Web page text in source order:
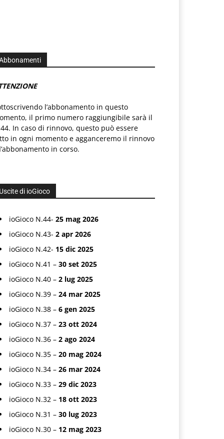
l’abbonamento in questo
il primo numero raggiungibile sarà il
In caso di rinnovo, questo può essere
in ogni momento e agganceremo il rinnovo
in corso.
Uscite di ioGioco
ioGioco N.44- 25 mag 2026
ioGioco N.43- 2 apr 2026
ioGioco N.42- 15 dic 2025
ioGioco N.41 – 30 set 2025
ioGioco N.40 – 2 lug 2025
ioGioco N.39 – 24 mar 2025
ioGioco N.38 – 6 gen 2025
ioGioco N.37 – 23 ott 2024
ioGioco N.36 – 2 ago 2024
ioGioco N.35 – 20 mag 2024
ioGioco N.34 – 26 mar 2024
ioGioco N.33 – 29 dic 2023
ioGioco N.32 – 18 ott 2023
ioGioco N.31 – 30 lug 2023
ioGioco N.30 – 12 mag 2023